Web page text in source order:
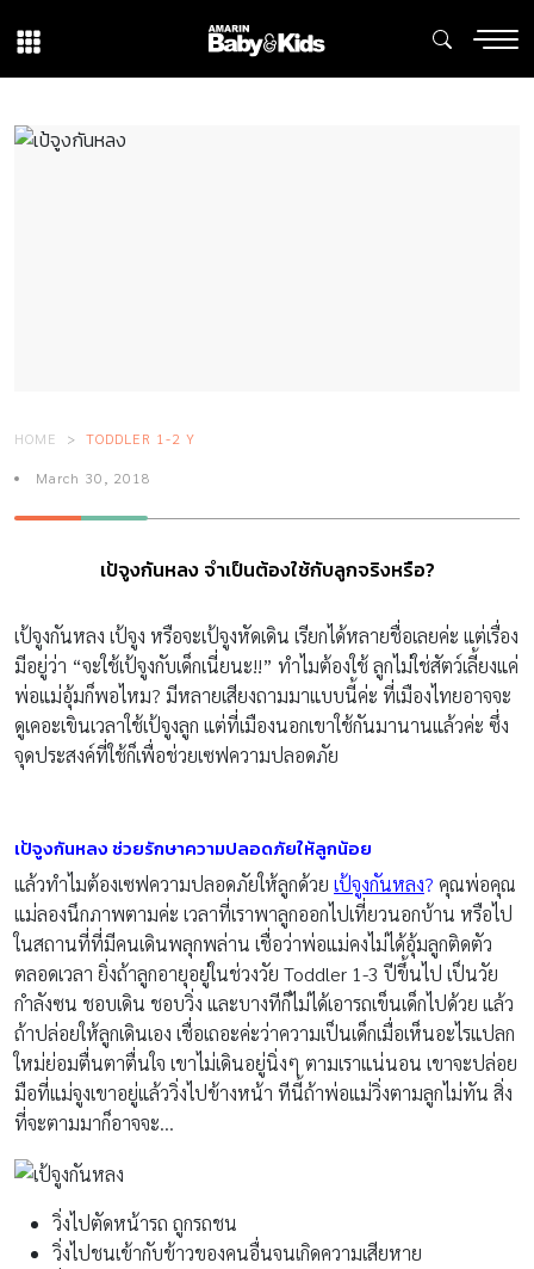
HOME TODDLER 1-2 Y
March 30, 2018
เป้จูงกันหลง จำเป็นต้องใช้กับลูกจริงหรือ?
เป้จูงกันหลง เป้จูง หรือจะเป้จูงหัดเดิน เรียกได้หลายชื่อเลยค่ะ แต่เรื่อง
มีอยู่ว่า “จะใช้เป้จูงกับเด็กเนี่ยนะ!!” ทำไมต้องใช้ ลูกไม่ใช่สัตว์เลี้ยงแค่
พ่อแม่อุ้มก็พอไหม? มีหลายเสียงถามมาแบบนี้ค่ะ ที่เมืองไทยอาจจะ
ดูเคอะเขินเวลาใช้เป้จูงลูก แต่ที่เมืองนอกเขาใช้กันมานานแล้วค่ะ ซึ่ง
จุดประสงค์ที่ใช้ก็เพื่อช่วยเซฟความปลอดภัย
เป้จูงกันหลง ช่วยรักษาความปลอดภัยให้ลูกน้อย
แล้วทำไมต้องเซฟความปลอดภัยให้ลูกด้วย เป้จูงกันหลง? คุณพ่อคุณ
แม่ลองนึกภาพตามค่ะ เวลาที่เราพาลูกออกไปเที่ยวนอกบ้าน หรือไป
ในสถานที่ที่มีคนเดินพลุกพล่าน เชื่อว่าพ่อแม่คงไม่ได้อุ้มลูกติดตัว
ตลอดเวลา ยิ่งถ้าลูกอายุอยู่ในช่วงวัย Toddler 1-3 ปีขึ้นไป เป็นวัย
กำลังซน ชอบเดิน ชอบวิ่ง และบางทีก็ไม่ได้เอารถเข็นเด็กไปด้วย แล้ว
ถ้าปล่อยให้ลูกเดินเอง เชื่อเถอะค่ะว่าความเป็นเด็กเมื่อเห็นอะไรแปลก
ใหม่ย่อมตื่นตาตื่นใจ เขาไม่เดินอยู่นิ่งๆ ตามเราแน่นอน เขาจะปล่อย
มือที่แม่จูงเขาอยู่แล้ววิ่งไปข้างหน้า ทีนี้ถ้าพ่อแม่วิ่งตามลูกไม่ทัน สิ่ง
ที่จะตามมาก็อาจจะ…
วิ่งไปตัดหน้ารถ ถูกรถชน
วิ่งไปชนเข้ากับข้าวของคนอื่นจนเกิดความเสียหาย